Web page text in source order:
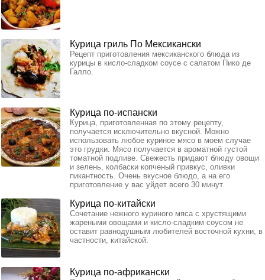
Курица гриль По Мексикански
Рецепт приготовления мексиканского блюда из
курицы в кисло-сладком соусе с салатом Пико де
Галло.
Курица по-испански
Курица, приготовленная по этому рецепту,
получается исключительно вкусной. Можно
использовать любое куриное мясо в моем случае
это грудки. Мясо получается в ароматной густой
томатной подливе. Свежесть придают блюду овощи
и зелень, колбаски копченый привкус, оливки
пикантность. Очень вкусное блюдо, а на его
приготовление у вас уйдет всего 30 минут.
Курица по-китайски
Сочетание нежного куриного мяса с хрустящими
жареными овощами и кисло-сладким соусом не
оставит равнодушным любителей восточной кухни, в
частности, китайской.
Курица по-африкански